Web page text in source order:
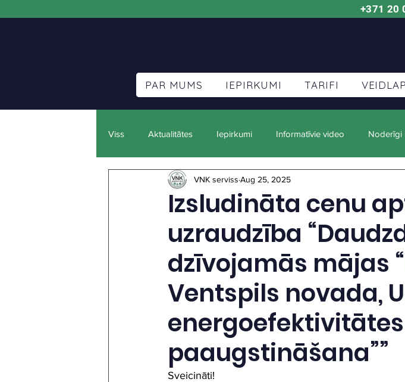
+371 20
PAR MUMS IEPIRKUMI TARIFI
Viss Aktualitātes Iepirkumi Informatīvie video Noderīgi
Izsludināta cenu
uzraudzība
dzīvojamās mājas
Ventspils novada,
energoefektivitātes
paaugstināšana””
VNK serviss Aug 25, 2025
Sveicināti!